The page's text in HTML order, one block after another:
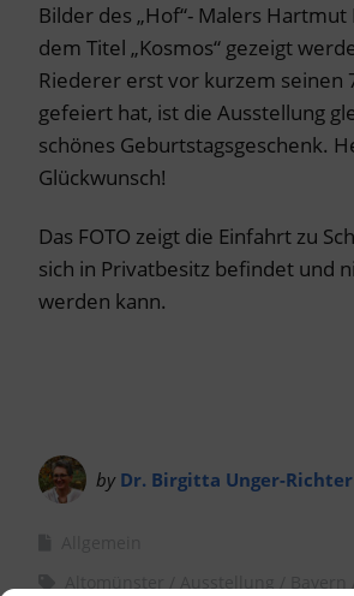
Bilder des „Hof“- Malers
dem Titel „Kosmos“ gezeigt
Riederer erst vor kurzem seinen
gefeiert hat, ist die Ausstellung
schönes Geburtstagsgeschenk.
Glückwunsch!
Das FOTO zeigt die Einfahrt zu
sich in Privatbesitz befindet und
werden kann.
by Dr. Birgitta Unger-Richter